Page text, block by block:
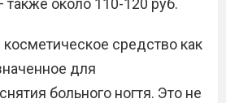
около 110-120 руб.
средство как
для
больного ногтя. Это не